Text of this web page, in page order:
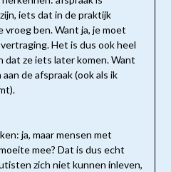
iets dat in de praktijk
ben. Want ja, je moet
Het is dus ook heel
dat ze iets later komen. Want
de afspraak (ook als ik
ja, maar mensen met
mee? Dat is dus echt
zich niet kunnen inleven,